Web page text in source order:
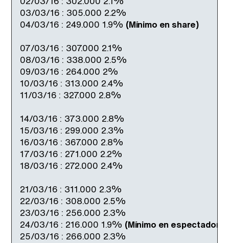
03/03/16 : 305.000 2.2%
04/03/16 : 249.000 1.9% (Mínimo en share)
07/03/16 : 307.000 2.1%
08/03/16 : 338.000 2.5%
09/03/16 : 264.000 2%
10/03/16 : 313.000 2.4%
11/03/16 : 327.000 2.8%
14/03/16 : 373.000 2.8%
15/03/16 : 299.000 2.3%
16/03/16 : 367.000 2.8%
17/03/16 : 271.000 2.2%
18/03/16 : 272.000 2.4%
21/03/16 : 311.000 2.3%
22/03/16 : 308.000 2.5%
23/03/16 : 256.000 2.3%
24/03/16 : 216.000 1.9% (Mínimo en
25/03/16 : 266.000 2.3%